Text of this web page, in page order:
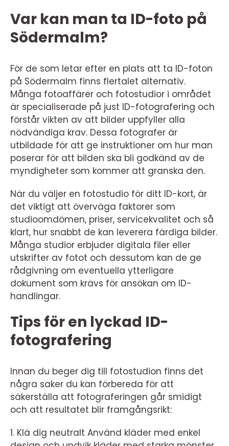
Var kan man ta ID-foto på
Södermalm?
För de som letar efter en plats att ta ID-foton
på Södermalm finns flertalet alternativ.
Många fotoaffärer och fotostudior i området
är specialiserade på just ID-fotografering och
förstår vikten av att bilder uppfyller alla
nödvändiga krav. Dessa fotografer är
utbildade för att ge instruktioner om hur man
poserar för att bilden ska bli godkänd av de
myndigheter som kommer att granska den.
När du väljer en fotostudio för ditt ID-kort, är
det viktigt att överväga faktorer som
studioomdömen, priser, servicekvalitet och så
klart, hur snabbt de kan leverera färdiga bilder.
Många studior erbjuder digitala filer eller
utskrifter av fotot och dessutom kan de ge
rådgivning om eventuella ytterligare
dokument som krävs för ansökan om ID-
handlingar.
Tips för en lyckad ID-
fotografering
Innan du beger dig till fotostudion finns det
några saker du kan förbereda för att
säkerställa att fotograferingen går smidigt
och att resultatet blir framgångsrikt:
1. Klä dig neutralt Använd kläder med enkel